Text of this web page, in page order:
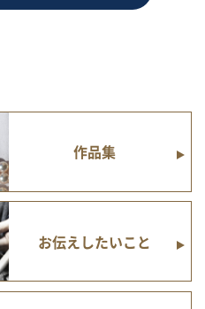
作品集
お伝えしたいこと